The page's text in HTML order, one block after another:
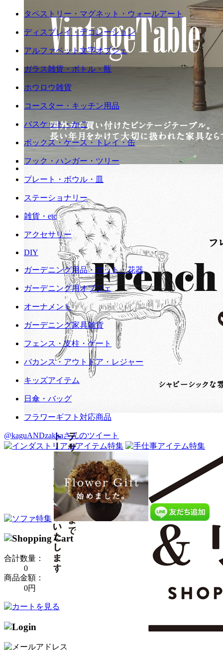
タペストリー・マグネット・ウォールアート
ディスプレイ・デコレーション
アルファベット文字オブジェ
ガラス雑貨・ボトル・瓶
ホウロウ雑貨
コースター・キッチン用品
バスケット・かご
ボックス・ケース・トレイ・缶
フック・ハンガー・ツリー
プレート・ボウル・皿
ステーショナリー
雑貨・etc
アクセサリー
DIY
ガーデニング用品・マット・花器
ガーデニング用オブジェ
オーナメント
ガーデニング家具雑貨
フェンス・支柱・ゲート
バカンス・アウトドア・レジャー
キッズアイテム
日傘・バッグ
フラワーギフト対応商品
@kaguANDzakkaさんのツイート
合計数量：
0
商品金額：
0円